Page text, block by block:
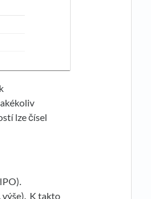
lze čísel
výše). K takto